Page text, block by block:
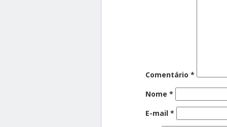
Comentário *
Nome *
E-mail *